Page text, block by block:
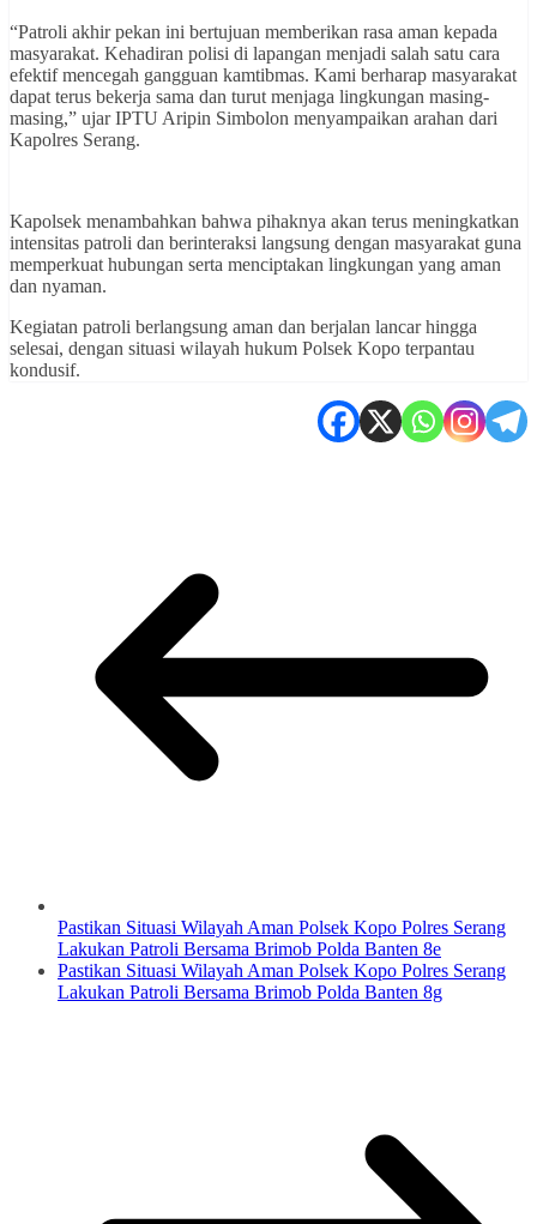
“Patroli akhir pekan ini bertujuan memberikan rasa aman kepada
masyarakat. Kehadiran polisi di lapangan menjadi salah satu cara
efektif mencegah gangguan kamtibmas. Kami berharap masyarakat
dapat terus bekerja sama dan turut menjaga lingkungan masing-
masing,” ujar IPTU Aripin Simbolon menyampaikan arahan dari
Kapolres Serang.
Kapolsek menambahkan bahwa pihaknya akan terus meningkatkan
intensitas patroli dan berinteraksi langsung dengan masyarakat guna
memperkuat hubungan serta menciptakan lingkungan yang aman
dan nyaman.
Kegiatan patroli berlangsung aman dan berjalan lancar hingga
selesai, dengan situasi wilayah hukum Polsek Kopo terpantau
kondusif.
Pastikan Situasi Wilayah Aman Polsek Kopo Polres Serang
Lakukan Patroli Bersama Brimob Polda Banten 8e
Pastikan Situasi Wilayah Aman Polsek Kopo Polres Serang
Lakukan Patroli Bersama Brimob Polda Banten 8g